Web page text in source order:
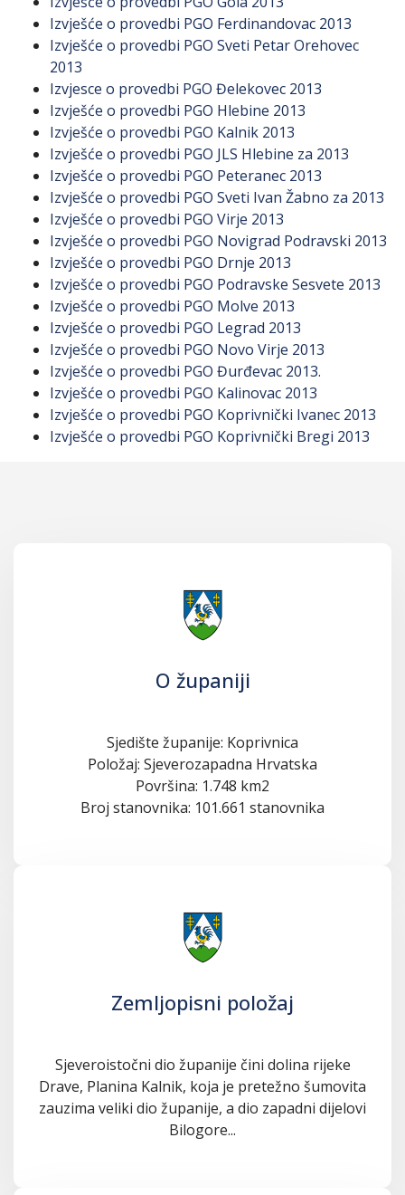
Izvješće o provedbi PGO Ferdinandovac 2013
Izvješće o provedbi PGO Sveti Petar Orehovec
2013
Izvjesce o provedbi PGO Đelekovec 2013
Izvješće o provedbi PGO Hlebine 2013
Izvješće o provedbi PGO Kalnik 2013
Izvješće o provedbi PGO JLS Hlebine za 2013
Izvješće o provedbi PGO Peteranec 2013
Izvješće o provedbi PGO Sveti Ivan Žabno za 2013
Izvješće o provedbi PGO Virje 2013
Izvješće o provedbi PGO Novigrad Podravski 2013
Izvješće o provedbi PGO Drnje 2013
Izvješće o provedbi PGO Podravske Sesvete 2013
Izvješće o provedbi PGO Molve 2013
Izvješće o provedbi PGO Legrad 2013
Izvješće o provedbi PGO Novo Virje 2013
Izvješće o provedbi PGO Đurđevac 2013.
Izvješće o provedbi PGO Kalinovac 2013
Izvješće o provedbi PGO Koprivnički Ivanec 2013
Izvješće o provedbi PGO Koprivnički Bregi 2013
O županiji
Sjedište županije: Koprivnica
Položaj: Sjeverozapadna Hrvatska
Površina: 1.748 km2
Broj stanovnika: 101.661 stanovnika
Zemljopisni položaj
Sjeveroistočni dio županije čini dolina rijeke
Drave, Planina Kalnik, koja je pretežno šumovita
zauzima veliki dio županije, a dio zapadni dijelovi
Bilogore...